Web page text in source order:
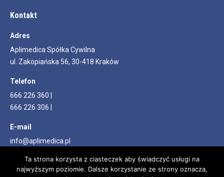
Kontakt
Adres
Aplimedica Spółka Cywilna
ul. Zakopiańska 56, 30-418 Kraków
Telefon
666 226 360 |
666 226 306 |
E-mail
info@aplimedica.pl
Znajdź nas na:
Facebook
YouTube
Ta strona korzysta z ciasteczek aby świadczyć usługi na
najwyższym poziomie. Dalsze korzystanie ze strony oznacza,